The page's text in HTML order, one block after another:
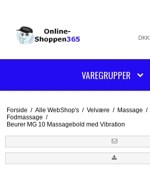
DKK
VAREGRUPPER
Forside / Alle WebShop's / Velvære / Massage /
Fodmassage /
Beurer MG 10 Massagebold med Vibration